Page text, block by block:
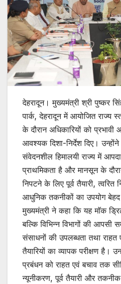
देहरादून। मुख्यमंत्री श्री पुष्कर
पार्क, देहरादून में आयोजित राज्य
के दौरान अधिकारियों को
आवश्यक दिशा-निर्देश दिए।
संवेदनशील हिमालयी राज्य में
प्राथमिकता है और मानसून के
निपटने के लिए पूर्व तैयारी, त्वरित
आधुनिक तकनीकों का उपयोग
मुख्यमंत्री ने कहा कि यह मॉक
बल्कि विभिन्न विभागों की आपसी
संसाधनों की उपलब्धता तथा राहत
तैयारियों का व्यापक परीक्षण है।
प्रबंधन को राहत एवं बचाव तक
न्यूनीकरण, पूर्व तैयारी और